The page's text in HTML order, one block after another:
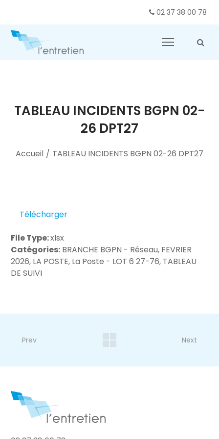
02 37 38 00 78
TABLEAU INCIDENTS BGPN 02-
26 DPT27
Accueil / TABLEAU INCIDENTS BGPN 02-26 DPT27
Télécharger
File Type:xlsx
Catégories: BRANCHE BGPN - Réseau, FEVRIER
2026, LA POSTE, La Poste - LOT 6 27-76, TABLEAU
DE SUIVI
Prev Next